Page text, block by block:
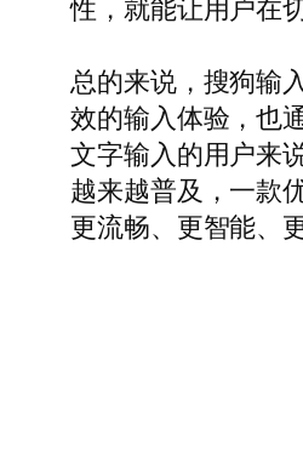
性，就能让用户在
总的来说，搜狗输
效的输入体验，也
文字输入的用户来
越来越普及，一款
更流畅、更智能、